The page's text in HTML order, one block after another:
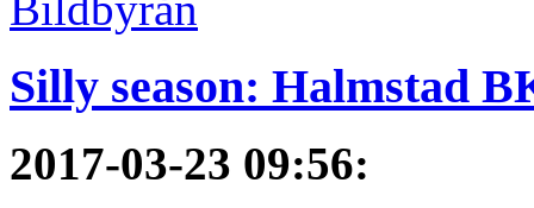
Silly season: Halmstad
2017-03-23 09:56: